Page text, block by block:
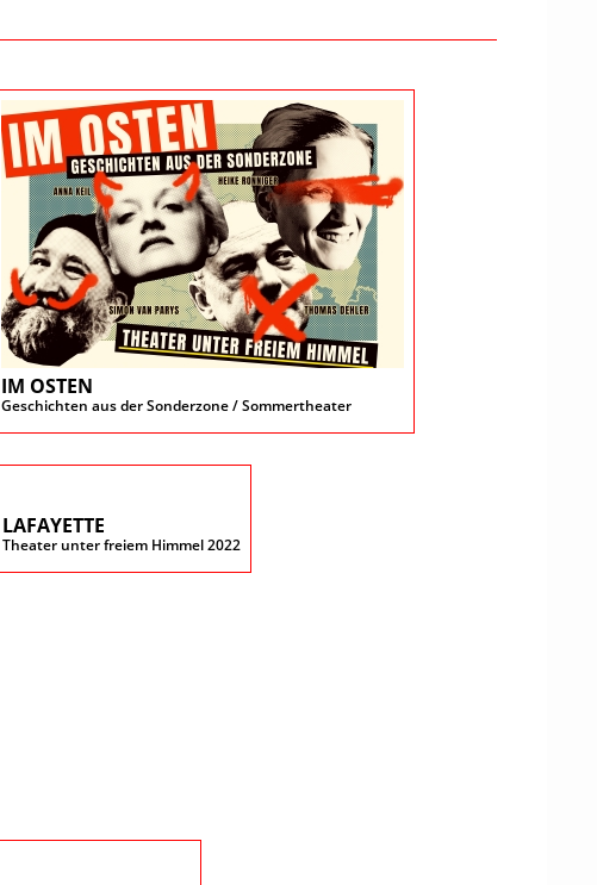
IM OSTEN
Geschichten aus der Sonderzone / Sommertheater
LAFAYETTE
Theater unter freiem Himmel 2022